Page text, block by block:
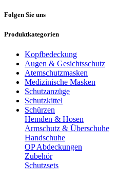
Folgen Sie uns
Produktkategorien
Kopfbedeckung
Augen & Gesichtsschutz
Atemschutzmasken
Medizinische Masken
Schutzanzüge
Schutzkittel
Schürzen
Hemden & Hosen
Armschutz & Überschuhe
Handschuhe
OP Abdeckungen
Zubehör
Schutzsets